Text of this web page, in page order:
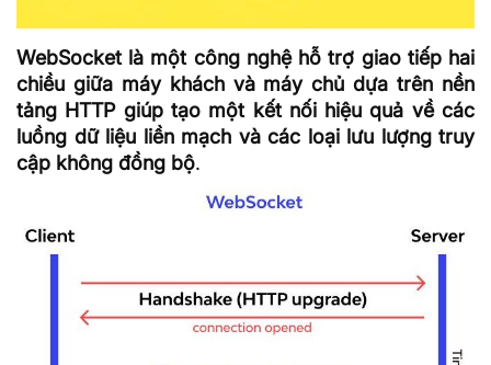
WebSocket là một công nghệ hỗ trợ giao tiếp hai
chiều giữa máy khách và máy chủ dựa trên nền
tảng HTTP giúp tạo một kết nối hiệu quả về các
luồng dữ liệu liền mạch và các loại lưu lượng truy
cập không đồng bộ.